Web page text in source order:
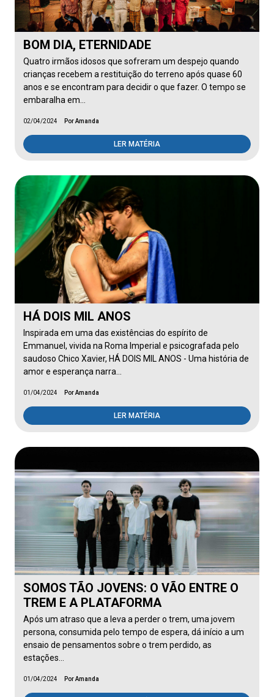
BOM DIA, ETERNIDADE
Quatro irmãos idosos que sofreram um despejo quando
crianças recebem a restituição do terreno após quase 60
anos e se encontram para decidir o que fazer. O tempo se
embaralha em…
02/04/2024 Por Amanda
LER MATÉRIA
HÁ DOIS MIL ANOS
Inspirada em uma das existências do espírito de
Emmanuel, vivida na Roma Imperial e psicografada pelo
saudoso Chico Xavier, HÁ DOIS MIL ANOS - Uma história de
amor e esperança narra…
01/04/2024 Por Amanda
LER MATÉRIA
SOMOS TÃO JOVENS: O VÃO ENTRE O
TREM E A PLATAFORMA
Após um atraso que a leva a perder o trem, uma jovem
persona, consumida pelo tempo de espera, dá início a um
ensaio de pensamentos sobre o trem perdido, as
estações…
01/04/2024 Por Amanda